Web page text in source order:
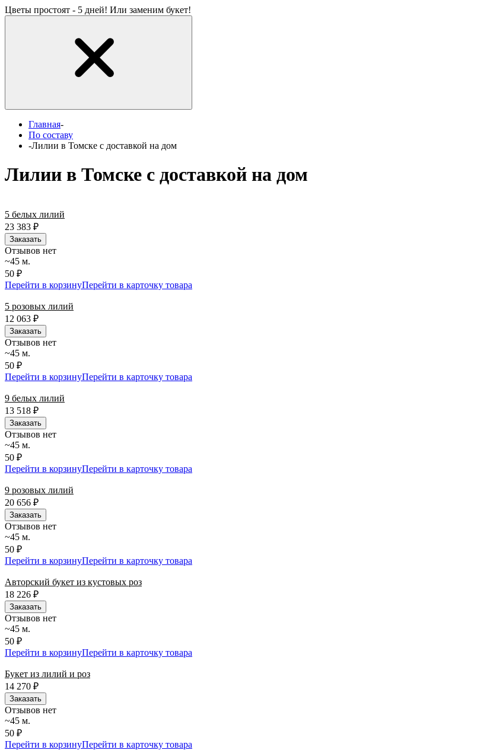
Цветы простоят - 5 дней! Или заменим букет!
Главная-
По составу
-Лилии в Томске с доставкой на дом
Лилии в Томске с доставкой на дом
5 белых лилий
23 383 ₽
Заказать
Отзывов нет
~45 м.
50 ₽
Перейти в корзинуПерейти в карточку товара
5 розовых лилий
12 063 ₽
Заказать
Отзывов нет
~45 м.
50 ₽
Перейти в корзинуПерейти в карточку товара
9 белых лилий
13 518 ₽
Заказать
Отзывов нет
~45 м.
50 ₽
Перейти в корзинуПерейти в карточку товара
9 розовых лилий
20 656 ₽
Заказать
Отзывов нет
~45 м.
50 ₽
Перейти в корзинуПерейти в карточку товара
Авторский букет из кустовых роз
18 226 ₽
Заказать
Отзывов нет
~45 м.
50 ₽
Перейти в корзинуПерейти в карточку товара
Букет из лилий и роз
14 270 ₽
Заказать
Отзывов нет
~45 м.
50 ₽
Перейти в корзинуПерейти в карточку товара